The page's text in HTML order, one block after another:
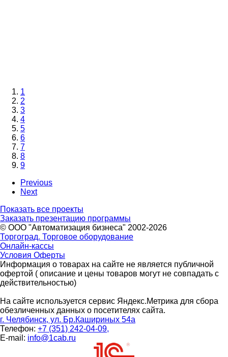
1
2
3
4
5
6
7
8
9
Previous
Next
Показать все проекты
Заказать презентацию программы
© ООО "Автоматизация бизнеса" 2002-2026
Торгоград. Торговое оборудование
Онлайн-кассы
Условия Оферты
Информация о товарах на сайте не является публичной
офертой ( описание и цены товаров могут не совпадать с
действительностью)
На сайте используется сервис Яндекс.Метрика для сбора
обезличенных данных о посетителях сайта.
г. Челябинск, ул. Бр.Кашириных 54а
Телефон: +7 (351) 242-04-09,
E-mail: info@1cab.ru